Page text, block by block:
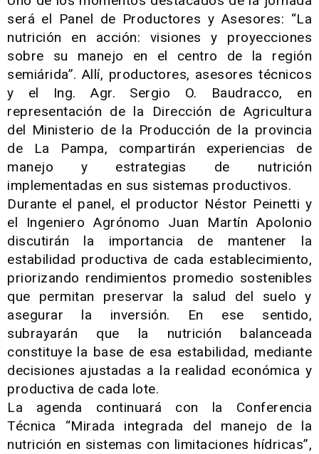
será el Panel de Productores y Asesores: “La
nutrición en acción: visiones y proyecciones
sobre su manejo en el centro de la región
semiárida”. Allí, productores, asesores técnicos
y el Ing. Agr. Sergio O. Baudracco, en
representación de la Dirección de Agricultura
del Ministerio de la Producción de la provincia
de La Pampa, compartirán experiencias de
manejo y estrategias de nutrición
implementadas en sus sistemas productivos.
Durante el panel, el productor Néstor Peinetti y
el Ingeniero Agrónomo Juan Martín Apolonio
discutirán la importancia de mantener la
estabilidad productiva de cada establecimiento,
priorizando rendimientos promedio sostenibles
que permitan preservar la salud del suelo y
asegurar la inversión. En ese sentido,
subrayarán que la nutrición balanceada
constituye la base de esa estabilidad, mediante
decisiones ajustadas a la realidad económica y
productiva de cada lote.
La agenda continuará con la Conferencia
Técnica “Mirada integrada del manejo de la
nutrición en sistemas con limitaciones hídricas”,